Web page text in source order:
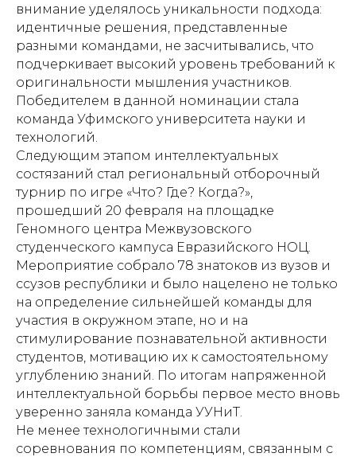
внимание уделялось уникальности подхода:
идентичные решения, представленные
разными командами, не засчитывались, что
подчеркивает высокий уровень требований к
оригинальности мышления участников.
Победителем в данной номинации стала
команда Уфимского университета науки и
технологий.
Следующим этапом интеллектуальных
состязаний стал региональный отборочный
турнир по игре «Что? Где? Когда?»,
прошедший 20 февраля на площадке
Геномного центра Межвузовского
студенческого кампуса Евразийского НОЦ.
Мероприятие собрало 78 знатоков из вузов и
ссузов республики и было нацелено не только
на определение сильнейшей команды для
участия в окружном этапе, но и на
стимулирование познавательной активности
студентов, мотивацию их к самостоятельному
углублению знаний. По итогам напряженной
интеллектуальной борьбы первое место вновь
уверенно заняла команда УУНиТ.
Не менее технологичными стали
соревнования по компетенциям, связанным с